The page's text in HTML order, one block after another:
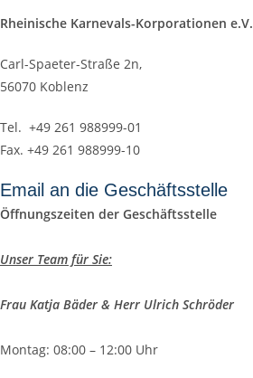
Rheinische Karnevals-Korporationen e.V.
Carl-Spaeter-Straße 2n,
56070 Koblenz
Tel. +49 261 988999-01
Fax. +49 261 988999-10
Email an die Geschäftsstelle
Öffnungszeiten der Geschäftsstelle
Unser Team für Sie:
Frau Katja Bäder & Herr Ulrich Schröder
Montag: 08:00 – 12:00 Uhr